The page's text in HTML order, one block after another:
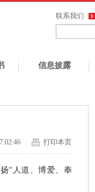
联系我们
信息披露
打印本页
“人道、博爱、奉